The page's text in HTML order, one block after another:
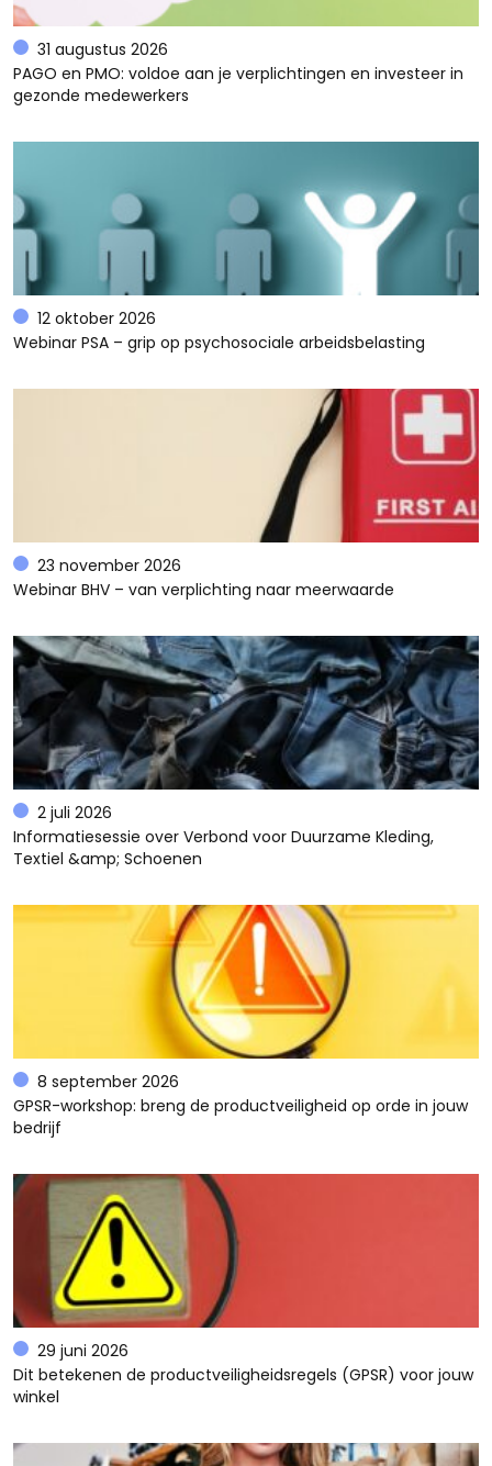
31 augustus 2026
PAGO en PMO: voldoe aan je verplichtingen en investeer in
gezonde medewerkers
12 oktober 2026
Webinar PSA – grip op psychosociale arbeidsbelasting
23 november 2026
Webinar BHV – van verplichting naar meerwaarde
2 juli 2026
Informatiesessie over Verbond voor Duurzame Kleding,
Textiel &amp; Schoenen
8 september 2026
GPSR-workshop: breng de productveiligheid op orde in jouw
bedrijf
29 juni 2026
Dit betekenen de productveiligheidsregels (GPSR) voor jouw
winkel